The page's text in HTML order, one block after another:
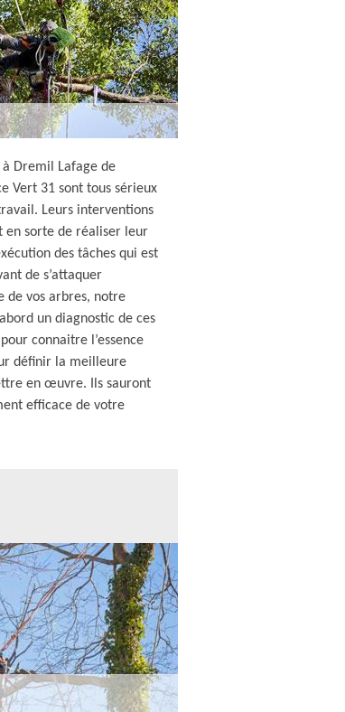
Dremil Lafage de
Vert 31 sont tous sérieux
Leurs interventions
en sorte de réaliser leur
des tâches qui est
de s’attaquer
de vos arbres, notre
un diagnostic de ces
connaitre l’essence
définir la meilleure
en œuvre. Ils sauront
efficace de votre